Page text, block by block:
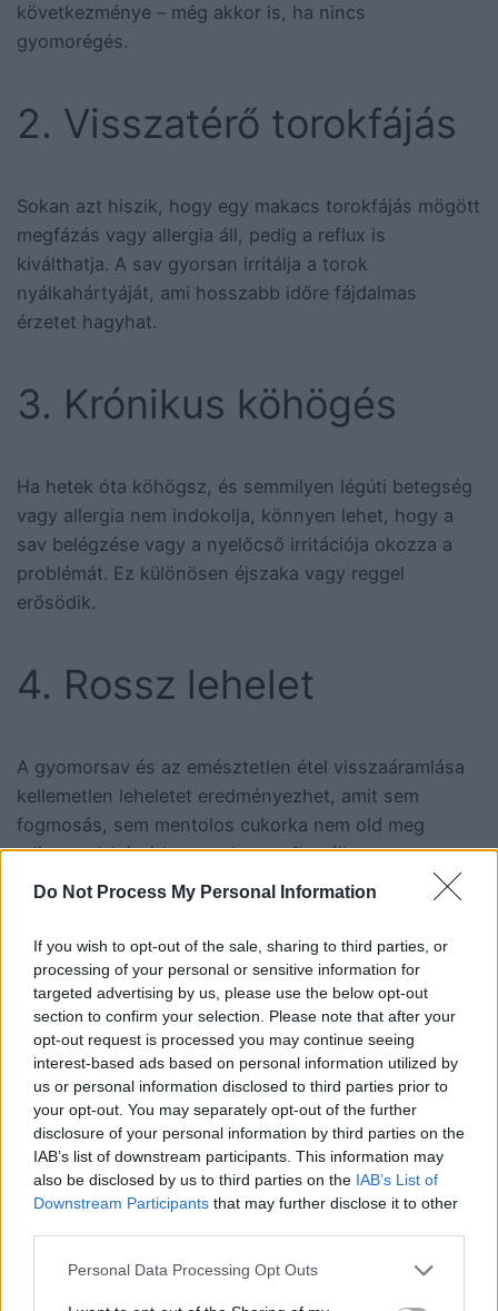
Do Not Process My Personal Information
If you wish to opt-out of the sale, sharing to third parties, or
processing of your personal or sensitive information for
targeted advertising by us, please use the below opt-out
section to confirm your selection. Please note that after your
opt-out request is processed you may continue seeing
interest-based ads based on personal information utilized by
us or personal information disclosed to third parties prior to
your opt-out. You may separately opt-out of the further
disclosure of your personal information by third parties on the
IAB’s list of downstream participants. This information may
also be disclosed by us to third parties on the IAB’s List of
Downstream Participants that may further disclose it to other
Personal Data Processing Opt Outs
következménye – még akkor is, ha nincs
gyomorégés.
2. Visszatérő torokfájás
Sokan azt hiszik, hogy egy makacs torokfájás mögött
megfázás vagy allergia áll, pedig a reflux is
kiválthatja. A sav gyorsan irritálja a torok
nyálkahártyáját, ami hosszabb időre fájdalmas
érzetet hagyhat.
3. Krónikus köhögés
Ha hetek óta köhögsz, és semmilyen légúti betegség
vagy allergia nem indokolja, könnyen lehet, hogy a
sav belégzése vagy a nyelőcső irritációja okozza a
problémát. Ez különösen éjszaka vagy reggel
erősödik.
4. Rossz lehelet
A gyomorsav és az emésztetlen étel visszaáramlása
kellemetlen leheletet eredményezhet, amit sem
fogmosás, sem mentolos cukorka nem old meg
teljesen. A háttérben gyakran reflux áll.
5. Tartós rekedtség
A hangszalagok rendkívül érzékenyek. Ha a sav eléri
őket, könnyen begyulladnak, ami hosszan tartó
rekedtséget, gyenge hangot vagy „elcsukló” beszédet
okozhat.
6. Nyelési zavarok
A visszatérő savas irritáció miatt a nyelőcső